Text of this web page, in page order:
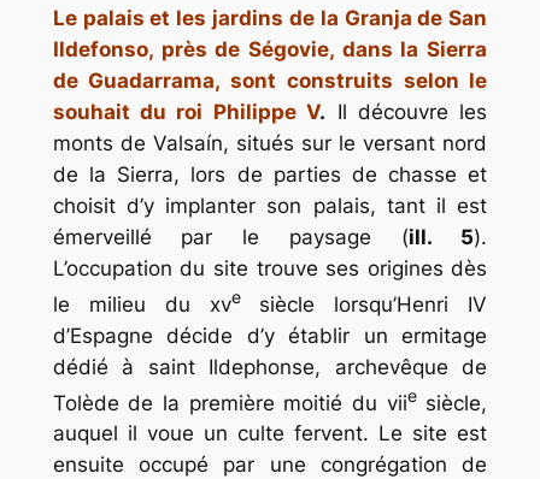
Le palais et les jardins de la Granja de San
Ildefonso, près de Ségovie, dans la Sierra
de Guadarrama, sont construits selon le
souhait du roi Philippe V. Il découvre les
monts de Valsaín, situés sur le versant nord
de la Sierra, lors de parties de chasse et
choisit d’y implanter son palais, tant il est
émerveillé par le paysage (ill. 5).
L’occupation du site trouve ses origines dès
le milieu du xvesiècle lorsqu’Henri IV
d’Espagne décide d’y établir un ermitage
dédié à saint Ildephonse, archevêque de
Tolède de la première moitié du viiesiècle,
auquel il voue un culte fervent. Le site est
ensuite occupé par une congrégation de